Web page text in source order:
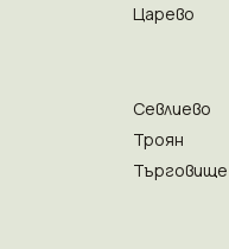
Царево
Севлиево
Троян
Търговище